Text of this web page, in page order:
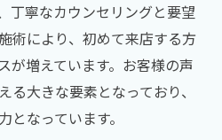
丁寧なカウンセリングと要望
術により、初めて来店する方
が増えています。お客様の声
る大きな要素となっており、
となっています。